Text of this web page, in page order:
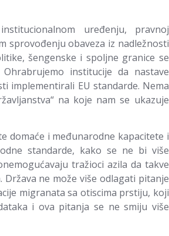
uređenju, pravnoj
sprovođenju obaveza iz nadležnosti
šengenske i spoljne granice se
institucije da nastave
implementirali EU standarde. Nema
na koje nam se ukazuje
domaće i međunarodne kapacitete i
standarde, kako se ne bi više
tražioci azila da takve
ne može više odlagati pitanje
migranata sa otiscima prstiju, koji
i ova pitanja se ne smiju više